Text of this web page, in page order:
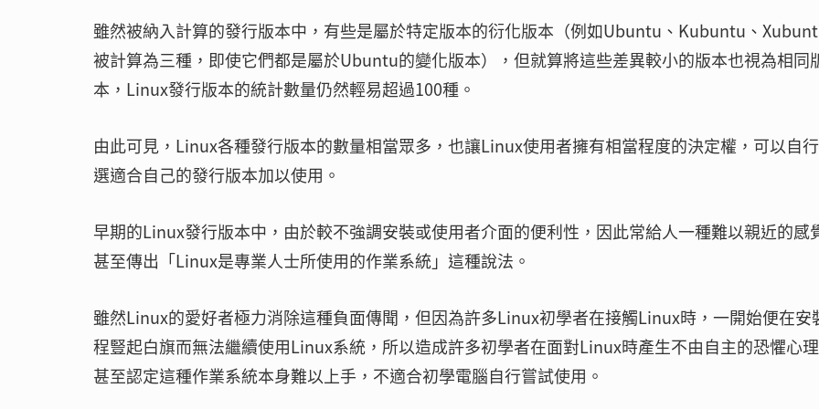
雖然被納入計算的發行版本中，有些是屬於特定版本的衍化版本（例如Ubuntu、Kubuntu、
被計算為三種，即使它們都是屬於Ubuntu的變化版本），但就算將這些差異較小的版本也視為相同
本，Linux發行版本的統計數量仍然輕易超過100種。
由此可見，Linux各種發行版本的數量相當眾多，也讓Linux使用者擁有相當程度的決定權，可以自
選適合自己的發行版本加以使用。
早期的Linux發行版本中，由於較不強調安裝或使用者介面的便利性，因此常給人一種難以親近的感
甚至傳出「Linux是專業人士所使用的作業系統」這種說法。
雖然Linux的愛好者極力消除這種負面傳聞，但因為許多Linux初學者在接觸Linux時，一開始便在安
程豎起白旗而無法繼續使用Linux系統，所以造成許多初學者在面對Linux時產生不由自主的恐懼心
甚至認定這種作業系統本身難以上手，不適合初學電腦自行嘗試使用。